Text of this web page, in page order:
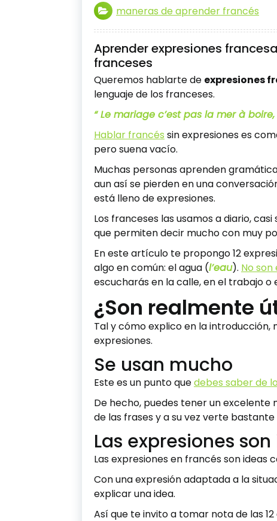
maneras de aprender francés
Aprender expresiones
franceses
Queremos hablarte de expresiones
lenguaje de los franceses.
“ Le mariage c’est pas la mer à
Hablar francés sin expresiones es
pero suena vacío.
Muchas personas aprenden
aun así se pierden en una
está lleno de expresiones.
Los franceses las usamos a diario,
que permiten decir mucho con muy
En este artículo te propongo 12
algo en común: el agua (l’eau). No son
escucharás en la calle, en el trabajo o
¿Son realmente
Tal y cómo explico en la
expresiones.
Se usan mucho
Este es un punto quedebes saber de
De hecho, puedes tener un
de las frases y a su vez verte
Las expresiones
Las expresiones en francés son ideas
Con una expresión adaptada a la
explicar una idea.
Así que te invito a tomar nota de las